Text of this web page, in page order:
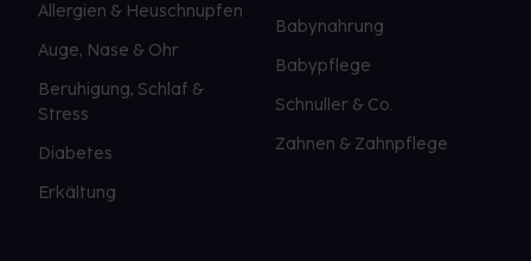
Allergien & Heuschnupfen
Auge, Nase & Ohr
Beruhigung, Schlaf &
Stress
Diabetes
Erkältung
Babynahrung
Babypflege
Schnuller & Co.
Zahnen & Zahnpflege